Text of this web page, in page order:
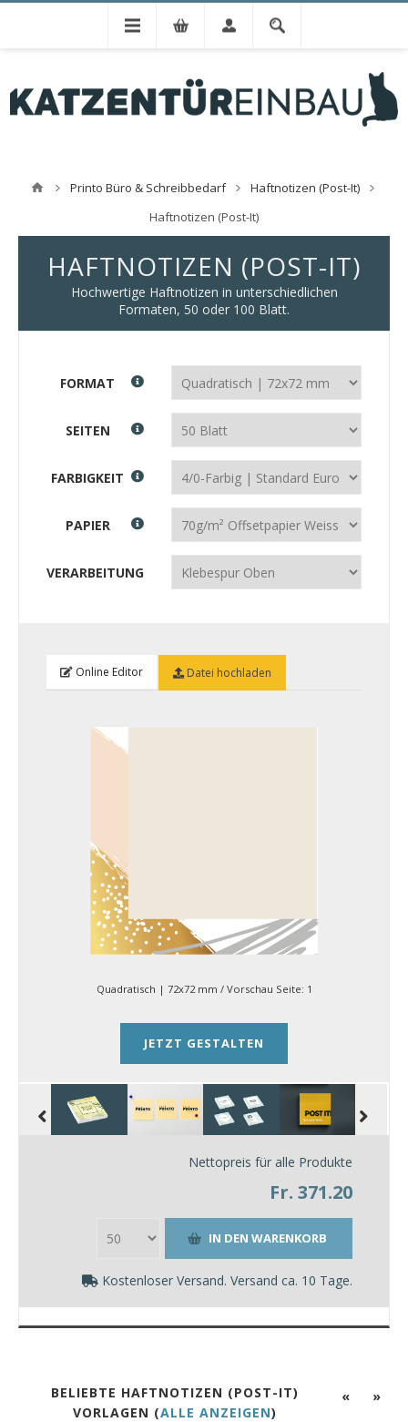
Printo Büro & Schreibbedarf
Haftnotizen (Post-It)
Haftnotizen (Post-It)
HAFTNOTIZEN (POST-IT)
Hochwertige Haftnotizen in unterschiedlichen
Formaten, 50 oder 100 Blatt.
FORMAT
SEITEN
FARBIGKEIT
PAPIER
VERARBEITUNG
Online Editor Datei hochladen
Quadratisch | 72x72 mm / Vorschau Seite: 1
JETZT GESTALTEN
Nettopreis für alle Produkte
Fr. 371.20
Kostenloser Versand. Versand ca. 10 Tage.
« »
BELIEBTE HAFTNOTIZEN (POST-IT)
VORLAGEN (ALLE ANZEIGEN)